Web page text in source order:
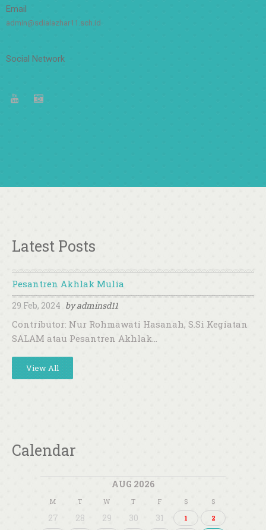
Email
admin@sdialazhar11.sch.id
Social Network
Latest Posts
Pesantren Akhlak Mulia
29 Feb, 2024 byadminsd11
Contributor: Nur Rohmawati Hasanah, S.Si Kegiatan
SALAM atau Pesantren Akhlak…
View All
Calendar
AUG 2026
M T W T F S S
27 28 29 30 31 1
2